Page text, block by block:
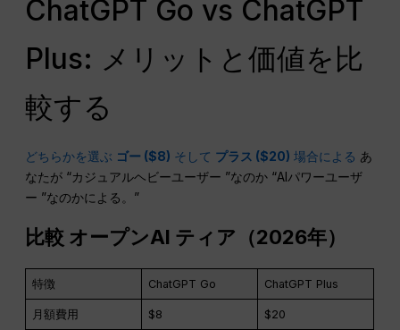
ChatGPT Go vs ChatGPT
Plus: メリットと価値を比
較する
どちらかを選ぶ ゴー ($8) そして プラス ($20) 場合による あ
なたが “カジュアルヘビーユーザー ”なのか “AIパワーユーザ
ー ”なのかによる。”
比較 オープンAI ティア（2026年）
特徴 ChatGPT Go ChatGPT Plus
月額費用 $8 $20